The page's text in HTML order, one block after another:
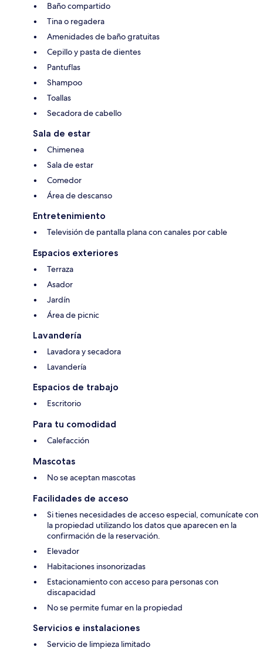
Baño compartido
Tina o regadera
Amenidades de baño gratuitas
Cepillo y pasta de dientes
Pantuflas
Shampoo
Toallas
Secadora de cabello
Sala de estar
Chimenea
Sala de estar
Comedor
Área de descanso
Entretenimiento
Televisión de pantalla plana con canales por cable
Espacios exteriores
Terraza
Asador
Jardín
Área de picnic
Lavandería
Lavadora y secadora
Lavandería
Espacios de trabajo
Escritorio
Para tu comodidad
Calefacción
Mascotas
No se aceptan mascotas
Facilidades de acceso
Si tienes necesidades de acceso especial, comunícate con
la propiedad utilizando los datos que aparecen en la
confirmación de la reservación.
Elevador
Habitaciones insonorizadas
Estacionamiento con acceso para personas con
discapacidad
No se permite fumar en la propiedad
Servicios e instalaciones
Servicio de limpieza limitado